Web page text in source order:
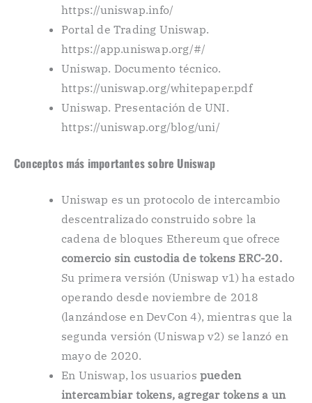
https://uniswap.info/
Portal de Trading Uniswap.
https://app.uniswap.org/#/
Uniswap. Documento técnico.
https://uniswap.org/whitepaper.pdf
Uniswap. Presentación de UNI.
https://uniswap.org/blog/uni/
Conceptos más importantes sobre Uniswap
Uniswap es un protocolo de intercambio
descentralizado construido sobre la
cadena de bloques Ethereum que ofrece
comercio sin custodia de tokens ERC-20.
Su primera versión (Uniswap v1) ha estado
operando desde noviembre de 2018
(lanzándose en DevCon 4), mientras que la
segunda versión (Uniswap v2) se lanzó en
mayo de 2020.
En Uniswap, los usuarios pueden
intercambiar tokens, agregar tokens a un